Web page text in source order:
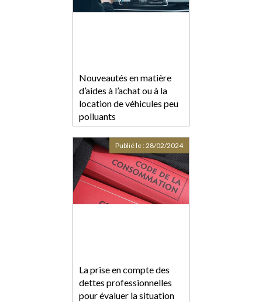
Nouveautés en matière
d’aides à l’achat ou à la
location de véhicules peu
polluants
La prise en compte des
dettes professionnelles
pour évaluer la situation
Publié le :28/02/2024